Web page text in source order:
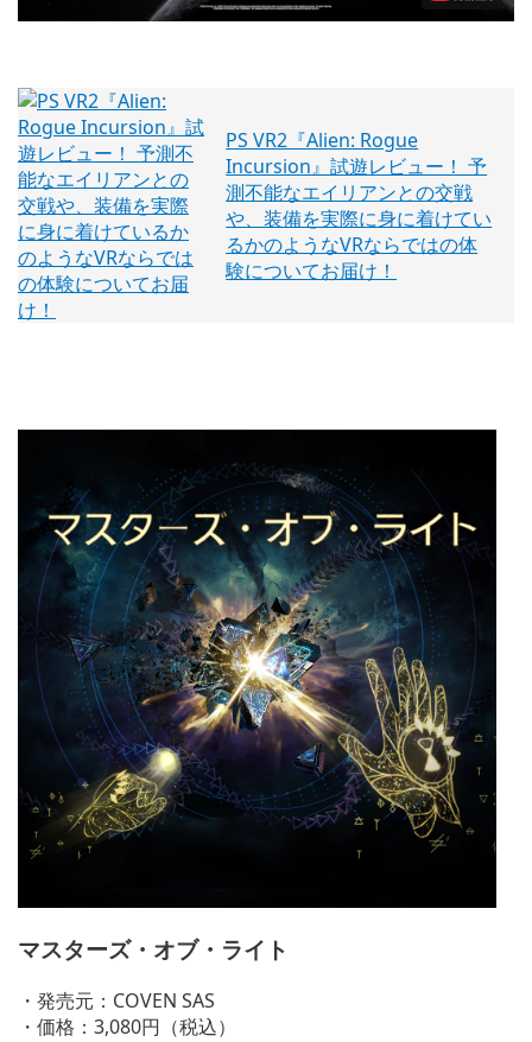
PS VR2『Alien: Rogue
Incursion』試遊レビュー！ 予
測不能なエイリアンとの交戦
や、装備を実際に身に着けてい
るかのようなVRならではの体
験についてお届け！
マスターズ・オブ・ライト
・発売元：COVEN SAS
・価格：3,080円（税込）